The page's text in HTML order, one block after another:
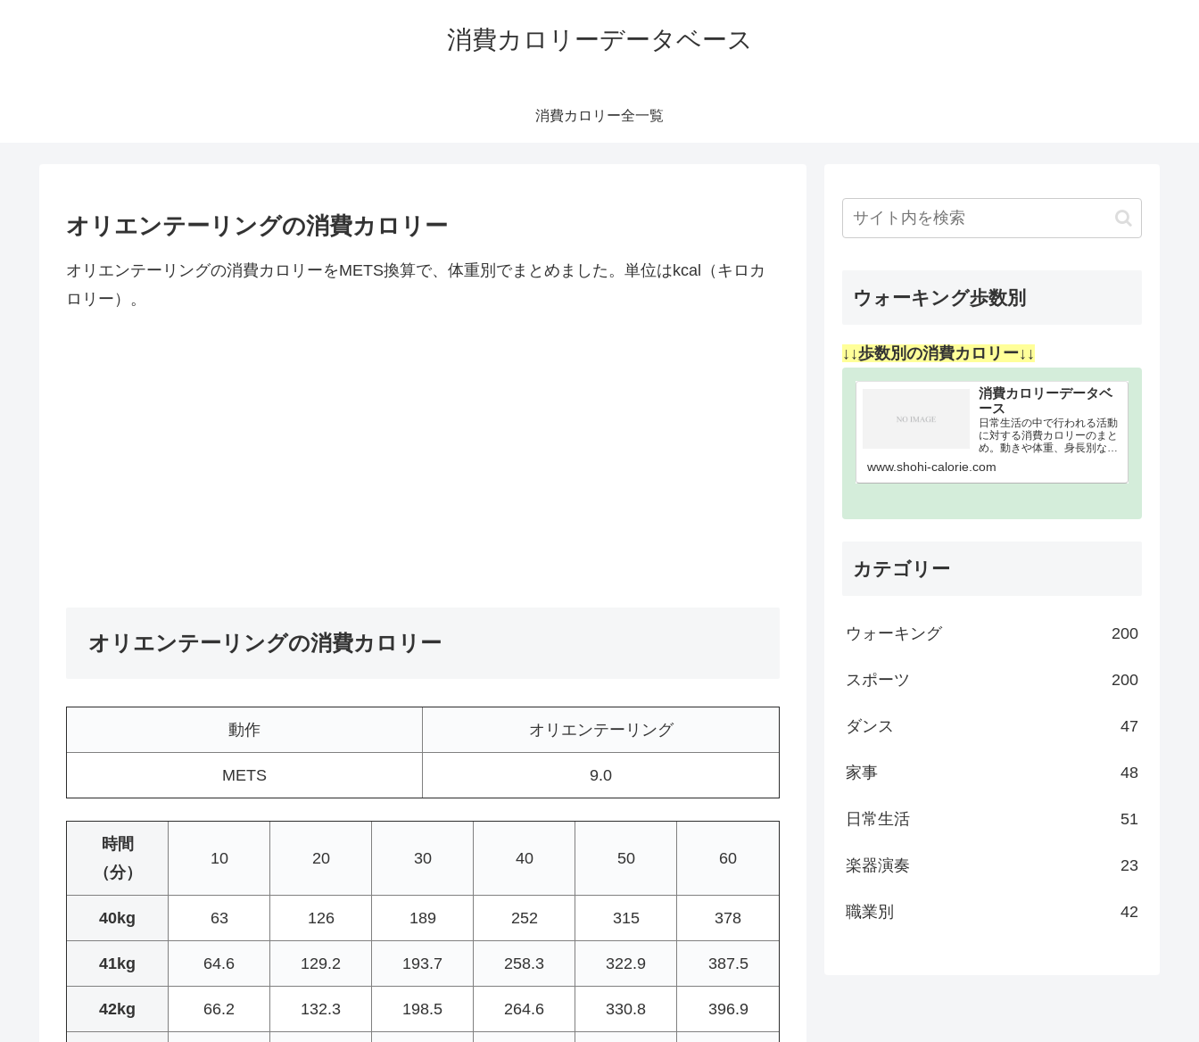
消費カロリーデータベース
消費カロリー全一覧
オリエンテーリングの消費カロリー
オリエンテーリングの消費カロリーをMETS換算で、体重別でまとめました。単位はkcal（キロカ
ロリー）。
オリエンテーリングの消費カロリー
動作 オリエンテーリング
METS 9.0
時間
（分）
10 20 30 40 50 60
40kg 63 126 189 252 315 378
41kg 64.6 129.2 193.7 258.3 322.9 387.5
42kg 66.2 132.3 198.5 264.6 330.8 396.9
ウォーキング歩数別
↓↓歩数別の消費カロリー↓↓
消費カロリーデータベ
ース
日常生活の中で行われる活動
に対する消費カロリーのまと
め。動きや体重、身長別な
類。消費カロリーまとめウォ
ーキング｜歩数別｜消費カロ
歩900歩10…
www.shohi-calorie.com
カテゴリー
ウォーキング 200
スポーツ 200
ダンス 47
家事 48
日常生活 51
楽器演奏 23
職業別 42